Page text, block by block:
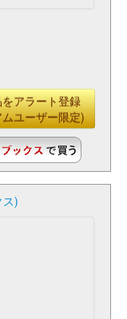
アラート登録
ユーザー限定)
)